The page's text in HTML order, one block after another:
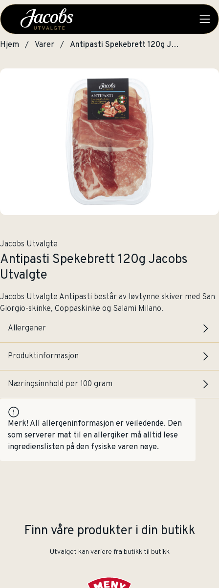
Hjem Varer Antipasti Spekebrett 120g Jacobs Utvalgte
Jacobs Utvalgte
Antipasti Spekebrett 120g Jacobs
Utvalgte
Jacobs Utvalgte Antipasti består av løvtynne skiver med San
Giorgio-skinke, Coppaskinke og Salami Milano.
Allergener
Produktinformasjon
Næringsinnhold per 100 gram
Merk! All allergeninformasjon er veiledende. Den
som serverer mat til en allergiker må alltid lese
ingredienslisten på den fysiske varen nøye.
Finn våre produkter i din butikk
Utvalget kan variere fra butikk til butikk